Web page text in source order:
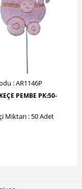
: AR1146P
PEMBE PK:50-
Miktarı : 50 Adet